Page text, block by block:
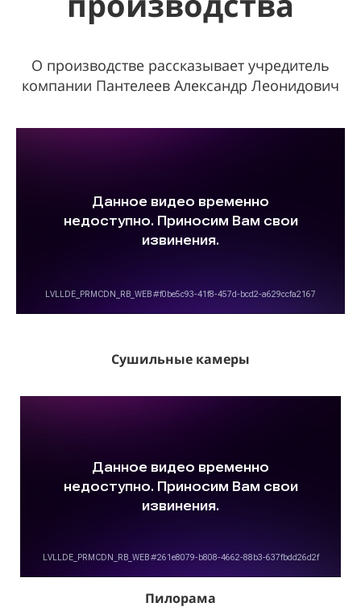
О производстве рассказывает учредитель
компании Пантелеев Александр Леонидович
Сушильные камеры
Пилорама